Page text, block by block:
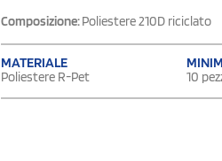
Composizione:Poliestere 210D riciclato
MATERIALE
Poliestere R-Pet 10